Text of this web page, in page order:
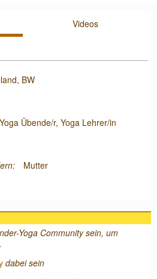
Videos
BW
Yoga Übende/r, Yoga Lehrer/in
Mutter
Yoga Community sein, um
dabei sein